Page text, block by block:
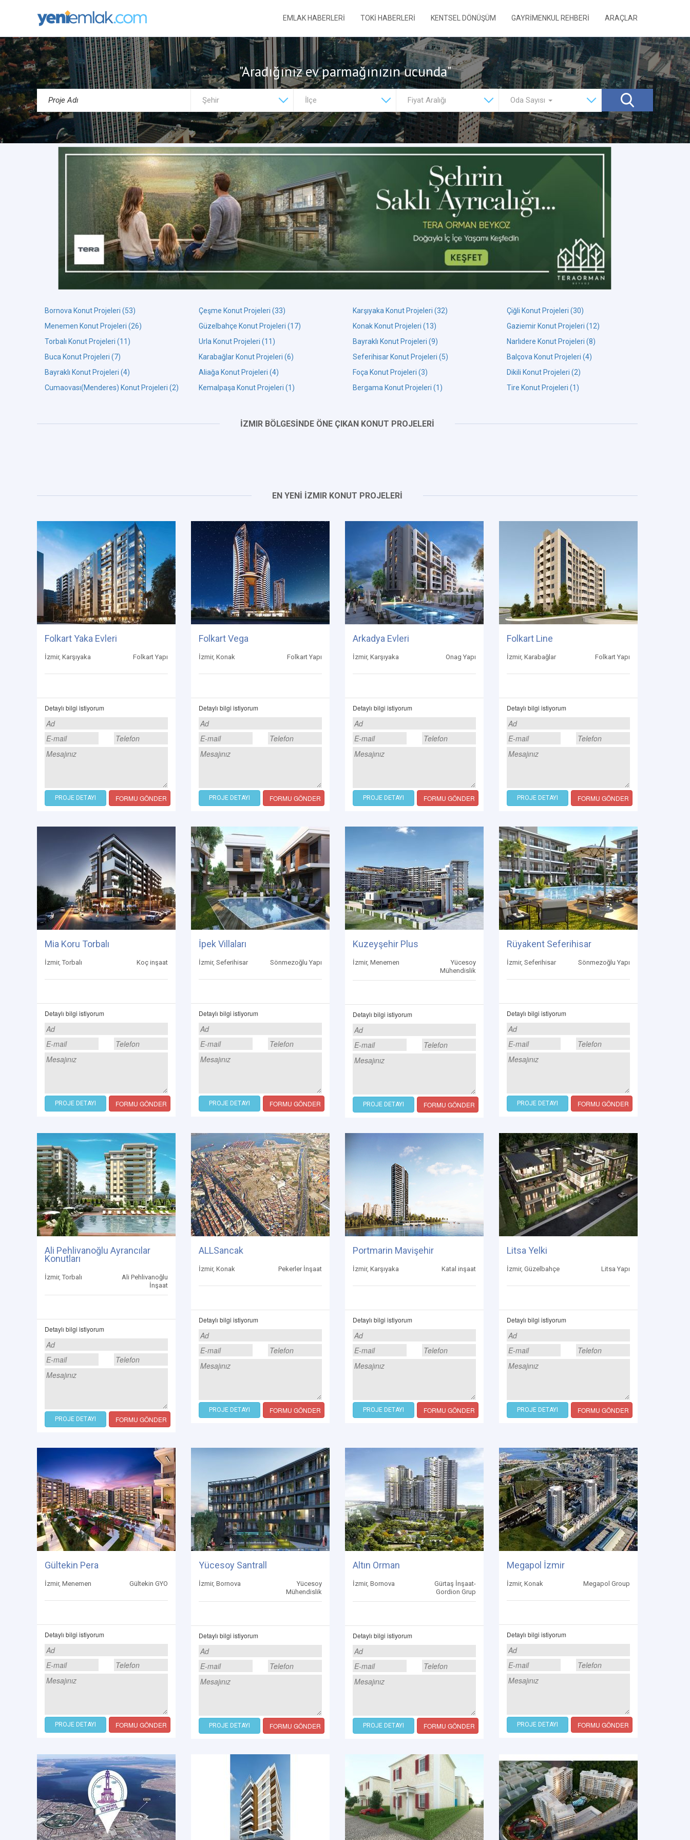
EMLAK HABERLERİ TOKİ HABERLERİ KENTSEL DÖNÜŞÜM GAYRİMENKUL REHBERİ ARAÇLAR
"Aradığınız ev parmağınızın ucunda"
Fiyat Aralığı Oda Sayısı
Bornova Konut Projeleri (53) Çeşme Konut Projeleri (33) Karşıyaka Konut Projeleri (32)
Çiğli Konut Projeleri (30)
Menemen Konut Projeleri (26)
Güzelbahçe Konut Projeleri (17) Konak Konut Projeleri (13)
Gaziemir Konut Projeleri (12)
Torbalı Konut Projeleri (11)
Urla Konut Projeleri (11) Bayraklı Konut Projeleri (9)
Narlıdere Konut Projeleri (8)
Buca Konut Projeleri (7)
Karabağlar Konut Projeleri (6) Seferihisar Konut Projeleri (5)
Balçova Konut Projeleri (4)
Bayraklı Konut Projeleri (4)
Aliağa Konut Projeleri (4) Foça Konut Projeleri (3)
Dikili Konut Projeleri (2)
Cumaovası(Menderes) Konut Projeleri (2)
Kemalpaşa Konut Projeleri (1) Bergama Konut Projeleri (1) Tire Konut Projeleri (1)
İZMIR BÖLGESİNDE ÖNE ÇIKAN KONUT PROJELERİ
EN YENİ İZMIR KONUT PROJELERİ
Folkart Yaka Evleri
İzmir, Karşıyaka Folkart Yapı
Detaylı bilgi istiyorum
PROJE DETAYI FORMU GÖNDER
Folkart Vega
İzmir, Konak Folkart Yapı
Detaylı bilgi istiyorum
PROJE DETAYI FORMU GÖNDER
Arkadya Evleri
İzmir, Karşıyaka Onag Yapı
Detaylı bilgi istiyorum
PROJE DETAYI FORMU GÖNDER
Folkart Line
İzmir, Karabağlar Folkart Yapı
Detaylı bilgi istiyorum
PROJE DETAYI FORMU GÖNDER
Mia Koru Torbalı
İzmir, Torbalı Koç inşaat
Detaylı bilgi istiyorum
PROJE DETAYI FORMU GÖNDER
İpek Villaları
İzmir, Seferihisar Sönmezoğlu Yapı
Detaylı bilgi istiyorum
PROJE DETAYI FORMU GÖNDER
Kuzeyşehir Plus
İzmir, Menemen
Yücesoy
Mühendislik
Detaylı bilgi istiyorum
PROJE DETAYI FORMU GÖNDER
Rüyakent Seferihisar
İzmir, Seferihisar Sönmezoğlu Yapı
Detaylı bilgi istiyorum
PROJE DETAYI FORMU GÖNDER
Ali Pehlivanoğlu Ayrancılar
Konutları
İzmir, Torbalı
Ali Pehlivanoğlu
İnşaat
Detaylı bilgi istiyorum
PROJE DETAYI FORMU GÖNDER
ALLSancak
İzmir, Konak Pekerler İnşaat
Detaylı bilgi istiyorum
PROJE DETAYI FORMU GÖNDER
Portmarin Mavişehir
İzmir, Karşıyaka Katal inşaat
Detaylı bilgi istiyorum
PROJE DETAYI FORMU GÖNDER
Litsa Yelki
İzmir, Güzelbahçe Litsa Yapı
Detaylı bilgi istiyorum
PROJE DETAYI FORMU GÖNDER
Gültekin Pera
İzmir, Menemen Gültekin GYO
Detaylı bilgi istiyorum
PROJE DETAYI FORMU GÖNDER
Yücesoy Santrall
İzmir, Bornova
Yücesoy
Mühendislik
Detaylı bilgi istiyorum
PROJE DETAYI FORMU GÖNDER
Altın Orman
İzmir, Bornova
Gürtaş İnşaat-
Gordion Grup
Detaylı bilgi istiyorum
PROJE DETAYI FORMU GÖNDER
Megapol İzmir
İzmir, Konak Megapol Group
Detaylı bilgi istiyorum
PROJE DETAYI FORMU GÖNDER